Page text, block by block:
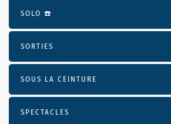
SOLO ☎️
SORTIES
SOUS LA CEINTURE
SPECTACLES